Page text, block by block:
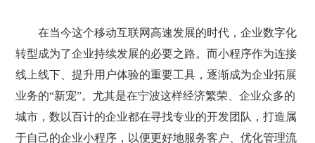
在当今这个移动互联网高速发展的时代，企业数字化
转型成为了企业持续发展的必要之路。而小程序作为连接
线上线下、提升用户体验的重要工具，逐渐成为企业拓展
业务的“新宠”。尤其是在宁波这样经济繁荣、企业众多的
城市，数以百计的企业都在寻找专业的开发团队，打造属
于自己的企业小程序，以便更好地服务客户、优化管理流